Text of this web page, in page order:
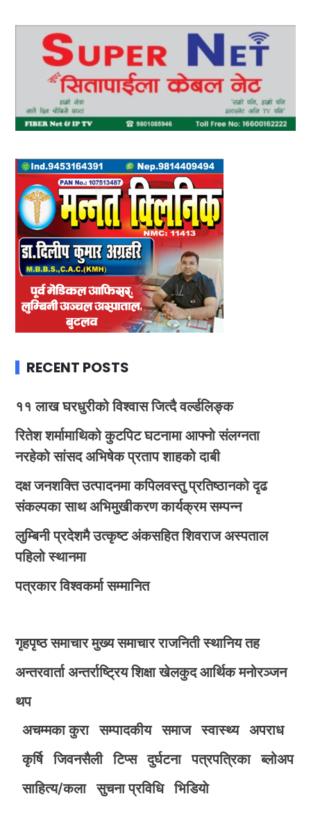
RECENT POSTS
११ लाख घरधुरीको विश्वास जित्दै वर्ल्डलिङ्क
रितेश शर्मामाथिको कुटपिट घटनामा आफ्नो संलग्नता
नरहेको सांसद अभिषेक प्रताप शाहको दाबी
दक्ष जनशक्ति उत्पादनमा कपिलवस्तु प्रतिष्ठानको दृढ
संकल्पका साथ अभिमुखीकरण कार्यक्रम सम्पन्न
लुम्बिनी प्रदेशमै उत्कृष्ट अंकसहित शिवराज अस्पताल
पहिलो स्थानमा
पत्रकार विश्वकर्मा सम्मानित
गृहपृष्ठ समाचार मुख्य समाचार राजनिती स्थानिय तह
अन्तरवार्ता अन्तर्राष्ट्रिय शिक्षा खेलकुद आर्थिक मनोरञ्जन
थप
अचम्मका कुरा
सम्पादकीय समाज स्वास्थ्य
अपराध
कृर्षि
जिवनसैली टिप्स दुर्घटना पत्रपत्रिका
ब्लोअप
साहित्य/कला
सुचना प्रविधि भिडियाे